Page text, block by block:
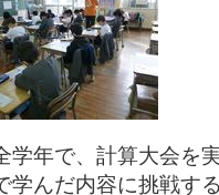
学年で、計算大会を
学んだ内容に挑戦す